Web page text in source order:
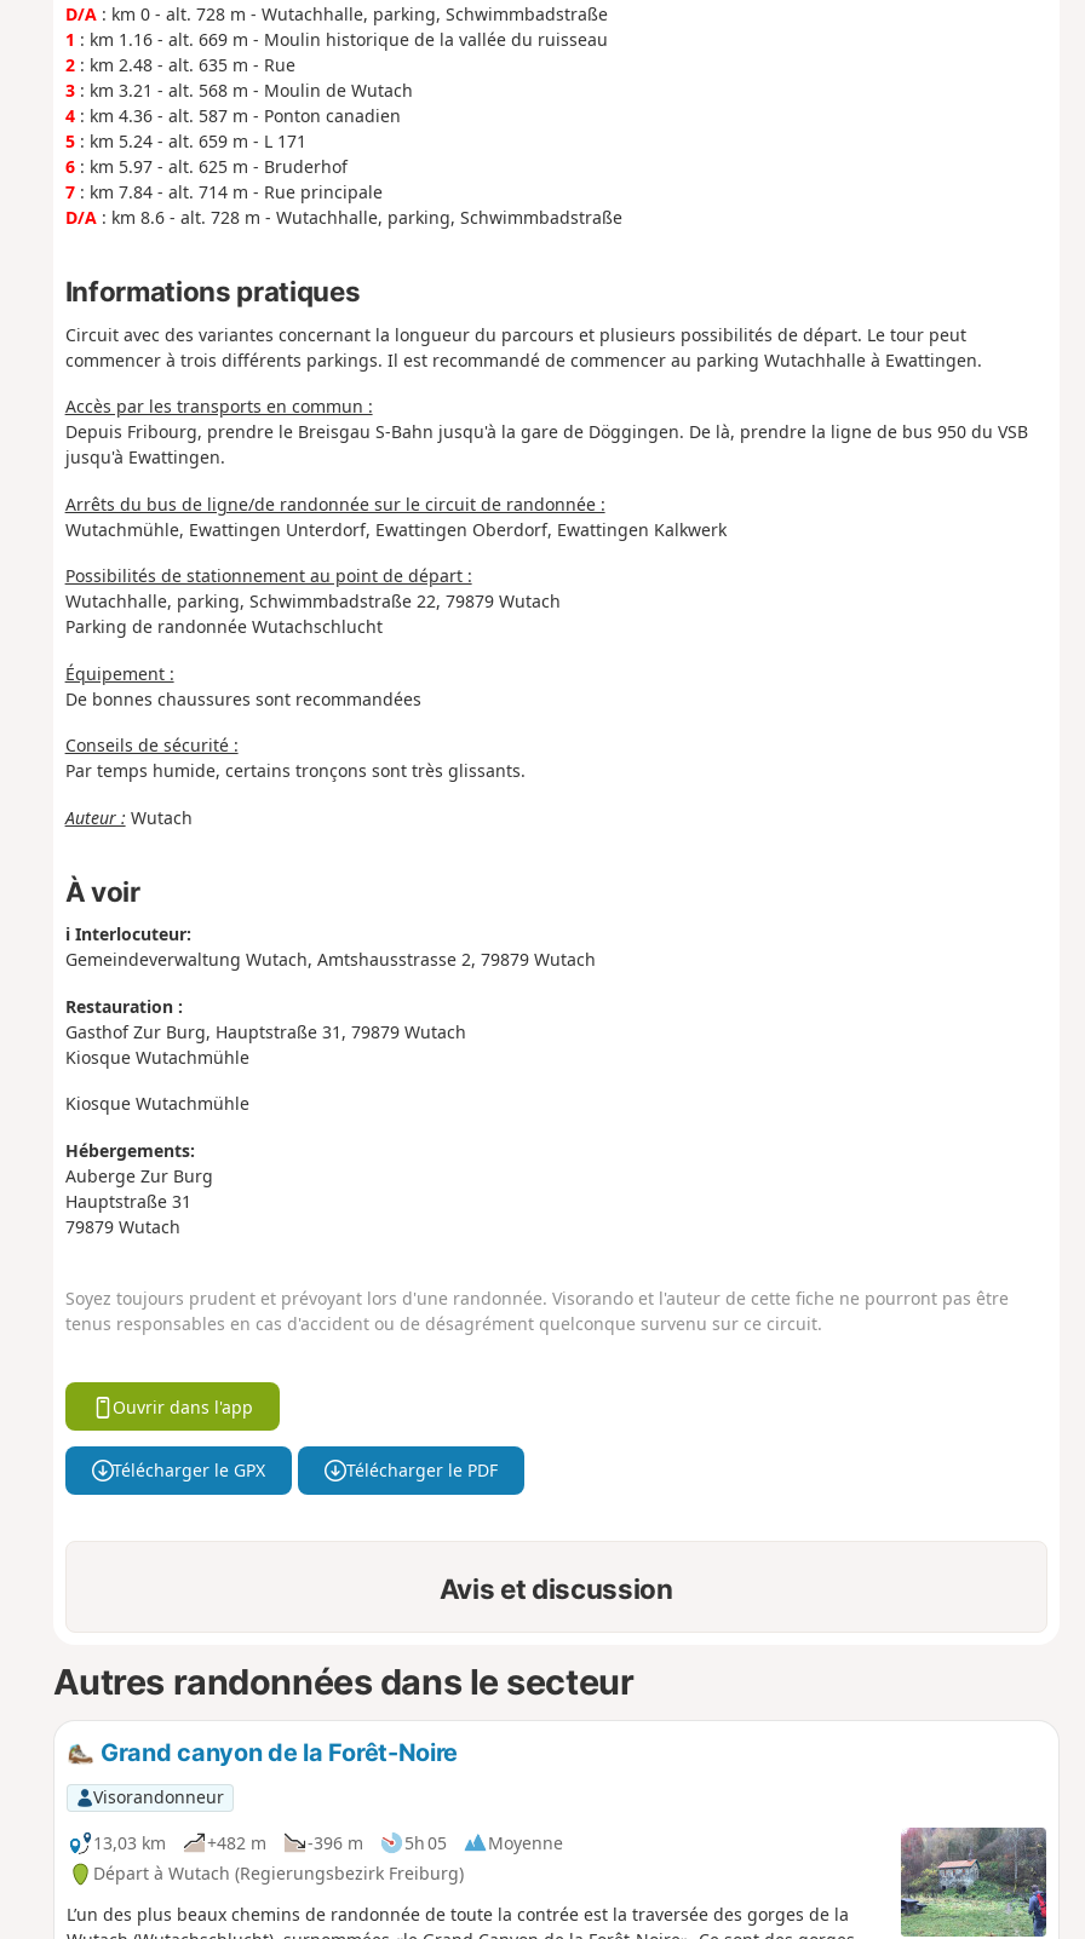
D/A: km 0 - alt. 728 m - Wutachhalle, parking, Schwimmbadstraße
1 : km 1.16 - alt. 669 m - Moulin historique de la vallée du ruisseau
2: km 2.48 - alt. 635 m - Rue
3: km 3.21 - alt. 568 m - Moulin de Wutach
4: km 4.36 - alt. 587 m - Ponton canadien
5: km 5.24 - alt. 659 m - L 171
6: km 5.97 - alt. 625 m - Bruderhof
7: km 7.84 - alt. 714 m - Rue principale
D/A: km 8.6 - alt. 728 m - Wutachhalle, parking, Schwimmbadstraße
Informations pratiques
Circuit avec des variantes concernant la longueur du parcours et plusieurs possibilités de départ. Le tour peut
commencer à trois différents parkings. Il est recommandé de commencer au parking Wutachhalle à Ewattingen.
Accès par les transports en commun :
Depuis Fribourg, prendre le Breisgau S-Bahn jusqu'à la gare de Döggingen. De là, prendre la ligne de bus 950 du VSB
jusqu'à Ewattingen.
Arrêts du bus de ligne/de randonnée sur le circuit de randonnée :
Wutachmühle, Ewattingen Unterdorf, Ewattingen Oberdorf, Ewattingen Kalkwerk
Possibilités de stationnement au point de départ :
Wutachhalle, parking, Schwimmbadstraße 22, 79879 Wutach
Parking de randonnée Wutachschlucht
Équipement :
De bonnes chaussures sont recommandées
Conseils de sécurité :
Par temps humide, certains tronçons sont très glissants.
Auteur : Wutach
À voir
ℹ️ Interlocuteur:
Gemeindeverwaltung Wutach, Amtshausstrasse 2, 79879 Wutach
Restauration :
Gasthof Zur Burg, Hauptstraße 31, 79879 Wutach
Kiosque Wutachmühle
Kiosque Wutachmühle
Hébergements:
Auberge Zur Burg
Hauptstraße 31
79879 Wutach
Soyez toujours prudent et prévoyant lors d'une randonnée. Visorando et l'auteur de cette fiche ne pourront pas être
tenus responsables en cas d'accident ou de désagrément quelconque survenu sur ce circuit.
Ouvrir dans l'app
Télécharger le GPX Télécharger le PDF
Avis et discussion
Autres randonnées dans le secteur
Grand canyon de la Forêt-Noire
Visorandonneur
13,03 km
+482 m -396 m 5h 05
Moyenne
Départ à Wutach (Regierungsbezirk Freiburg)
L’un des plus beaux chemins de randonnée de toute la contrée est la traversée des gorges de la